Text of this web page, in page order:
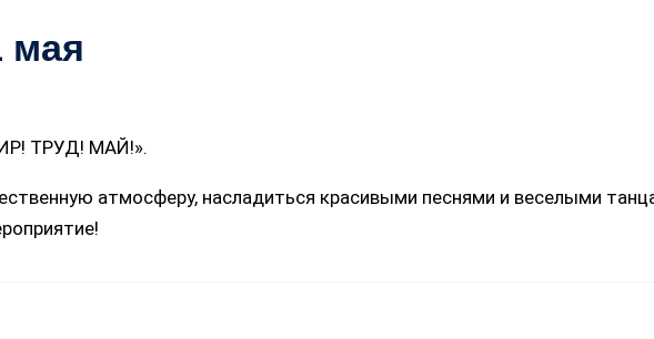
мая
ТРУД! МАЙ!».
атмосферу, насладиться красивыми песнями и веселыми